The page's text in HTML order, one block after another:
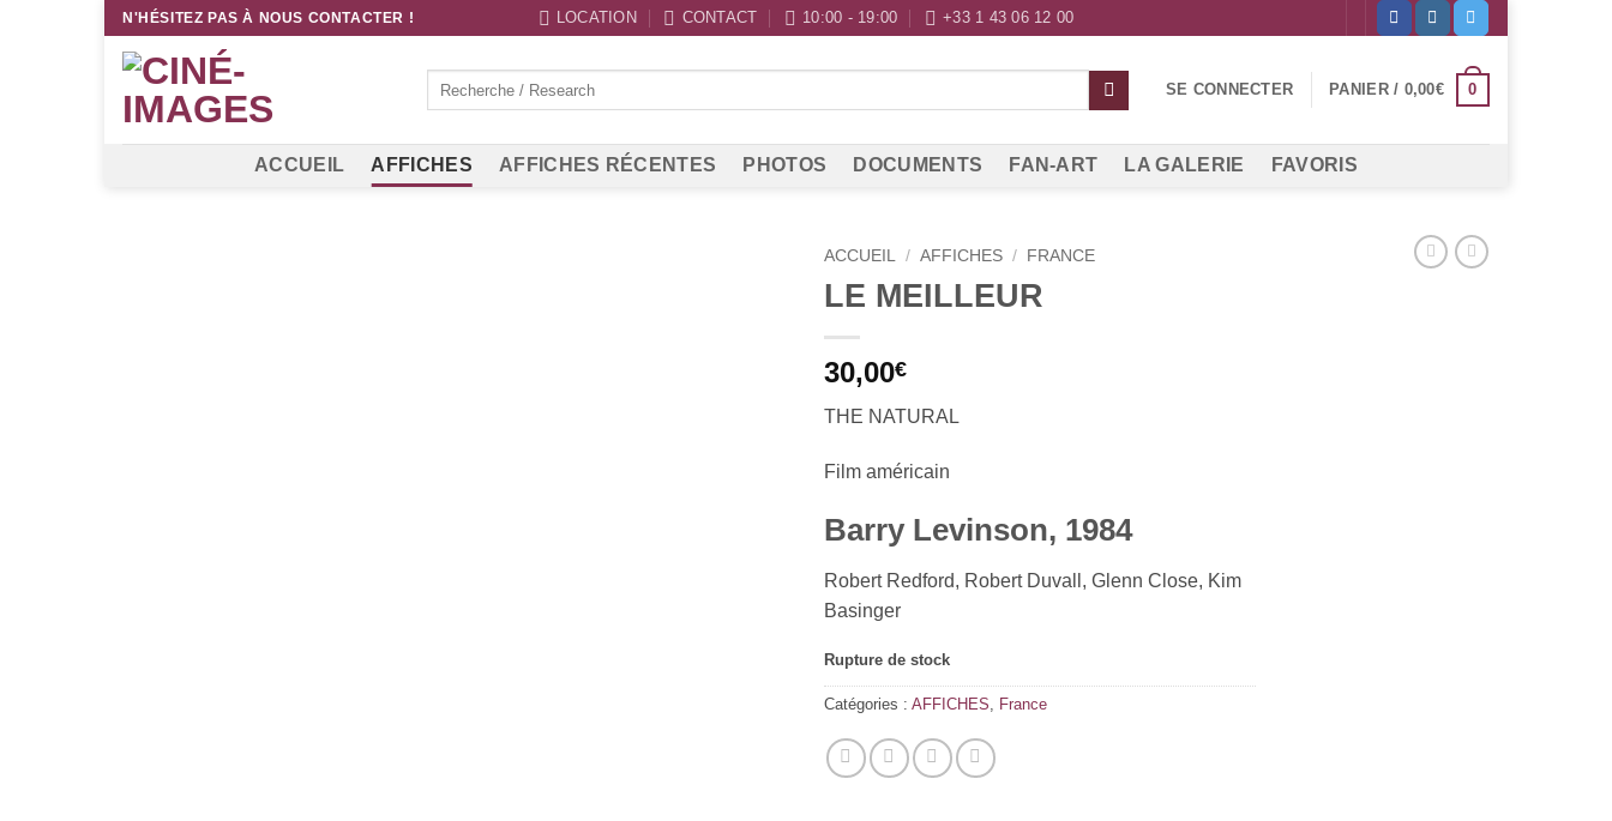
Passer
contenu
N'HÉSITEZ PAS À NOUS CONTACTER ! LOCATION CONTACT 10:00 - 19:00 +33 1 43 06 12 00
SE CONNECTER PANIER / 0,00€ 0
ACCUEIL AFFICHES AFFICHES RÉCENTES PHOTOS DOCUMENTS FAN-ART LA GALERIE FAVORIS
ACCUEIL / AFFICHES / FRANCE
LE MEILLEUR
30,00€
THE NATURAL
Film américain
Barry Levinson, 1984
Robert Redford, Robert Duvall, Glenn Close, Kim
Basinger
Rupture de stock
Catégories : AFFICHES France